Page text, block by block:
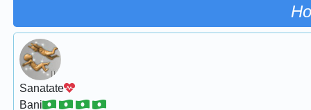
Sanatate
Bani